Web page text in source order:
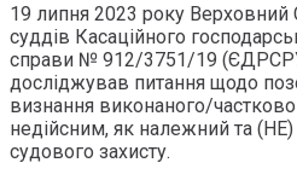
19 липня 2023 року Верховний
суддів Касаційного
справи № 912/3751/19
досліджував питання щодо
визнання виконаного/
недійсним, як належний та
судового захисту.